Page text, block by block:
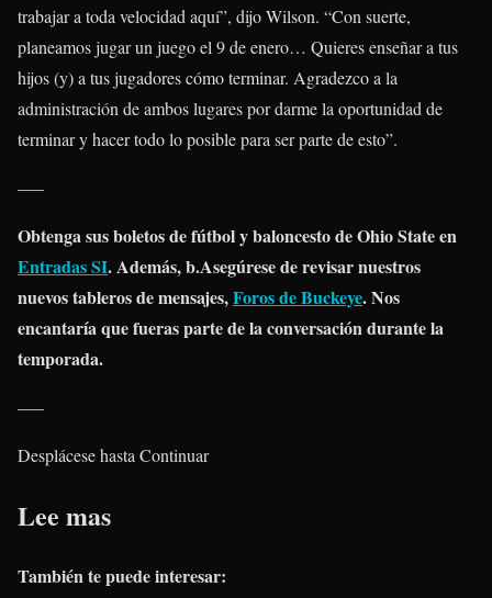
trabajar a toda velocidad aquí”, dijo Wilson. “Con suerte,
planeamos jugar un juego el 9 de enero… Quieres enseñar a tus
hijos (y) a tus jugadores cómo terminar. Agradezco a la
administración de ambos lugares por darme la oportunidad de
terminar y hacer todo lo posible para ser parte de esto”.
—–
Obtenga sus boletos de fútbol y baloncesto de Ohio State en
Entradas SI. Además, b.Asegúrese de revisar nuestros
nuevos tableros de mensajes,Foros de Buckeye. Nos
encantaría que fueras parte de la conversación durante la
temporada.
—–
Desplácese hasta Continuar
Lee mas
También te puede interesar: